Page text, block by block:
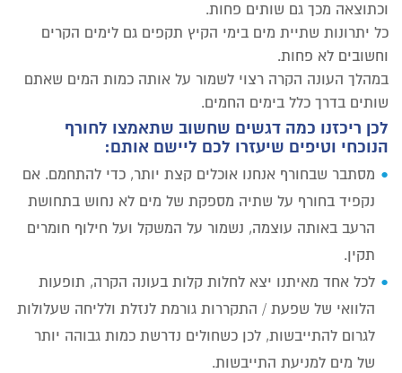
וכתוצאה מכך גם שותים פחות.
כל יתרונות שתיית מים בימי הקיץ תקפים גם לימים הקרים
וחשובים לא פחות.
במהלך העונה הקרה רצוי לשמור על אותה כמות המים שאתם
שותים בדרך כלל בימים החמים.
לכן ריכזנו כמה דגשים שחשוב שתאמצו לחורף
הנוכחי וטיפים שיעזרו לכם ליישם אותם:
מסתבר שבחורף אנחנו אוכלים קצת יותר, כדי להתחמם. אם
נקפיד בחורף על שתיה מספקת של מים לא נחוש בתחושת
הרעב באותה עוצמה, נשמור על המשקל ועל חילוף חומרים
תקין.
לכל אחד מאיתנו יצא לחלות קלות בעונה הקרה, תופעות
הלוואי של שפעת / התקררות גורמת לנזלת ולליחה שעלולות
לגרום להתייבשות, לכן כשחולים נדרשת כמות גבוהה יותר
של מים למניעת התייבשות.